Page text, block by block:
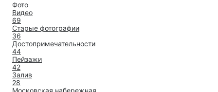
Фото
Видео
69
Старые фотографии
36
Достопримеча­тельности
44
Пейзажи
42
Залив
28